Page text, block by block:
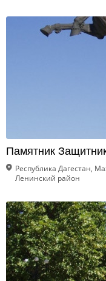
Памятник
Республика Дагестан,
Ленинский район